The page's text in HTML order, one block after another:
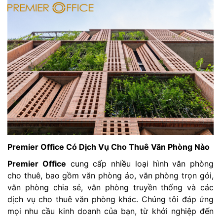
Premier Office Có Dịch Vụ Cho Thuê Văn Phòng Nào
Premier Office cung cấp nhiều loại hình văn phòng
cho thuê, bao gồm văn phòng ảo, văn phòng trọn gói,
văn phòng chia sẻ, văn phòng truyền thống và các
dịch vụ cho thuê văn phòng khác. Chúng tôi đáp ứng
mọi nhu cầu kinh doanh của bạn, từ khởi nghiệp đến